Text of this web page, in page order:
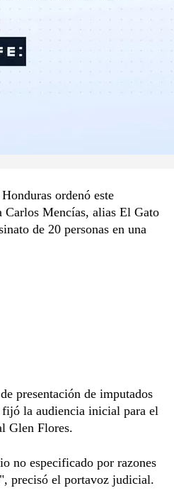
ordenó este
Carlos Mencías, alias El Gato
de 20 personas en una
presentación de imputados
fijó la audiencia inicial para el
Glen Flores.
no especificado por razones
precisó el portavoz judicial.